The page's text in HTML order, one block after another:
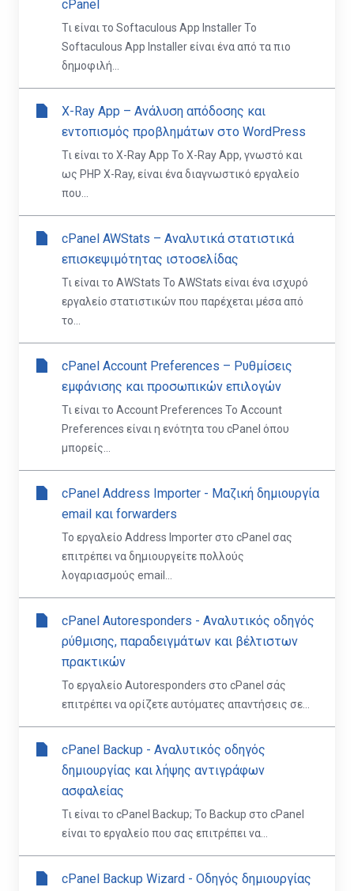
cPanel
Τι είναι το Softaculous App Installer Το
Softaculous App Installer είναι ένα από τα πιο
δημοφιλή...
X-Ray App – Ανάλυση απόδοσης και
εντοπισμός προβλημάτων στο WordPress
Τι είναι το X-Ray App Το X-Ray App, γνωστό και
ως PHP X-Ray, είναι ένα διαγνωστικό εργαλείο
που...
cPanel AWStats – Αναλυτικά στατιστικά
επισκεψιμότητας ιστοσελίδας
Τι είναι το AWStats Το AWStats είναι ένα ισχυρό
εργαλείο στατιστικών που παρέχεται μέσα από
το...
cPanel Account Preferences – Ρυθμίσεις
εμφάνισης και προσωπικών επιλογών
Τι είναι το Account Preferences Το Account
Preferences είναι η ενότητα του cPanel όπου
μπορείς...
cPanel Address Importer - Μαζική δημιουργία
email και forwarders
Το εργαλείο Address Importer στο cPanel σας
επιτρέπει να δημιουργείτε πολλούς
λογαριασμούς email...
cPanel Autoresponders - Αναλυτικός οδηγός
ρύθμισης, παραδειγμάτων και βέλτιστων
πρακτικών
Το εργαλείο Autoresponders στο cPanel σάς
επιτρέπει να ορίζετε αυτόματες απαντήσεις σε...
cPanel Backup - Αναλυτικός οδηγός
δημιουργίας και λήψης αντιγράφων
ασφαλείας
Τι είναι το cPanel Backup; Το Backup στο cPanel
είναι το εργαλείο που σας επιτρέπει να...
cPanel Backup Wizard - Οδηγός δημιουργίας